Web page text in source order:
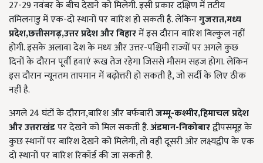
27-29 नवंबर के बीच देखने को मिलेगी. इसी प्रकार दक्षिण में तटीय
तमिलनाडु में एक-दो स्थानों पर बारिश हो सकती है. लेकिनगुजरात,मध्य
प्रदेश,छत्तीसगढ़,उत्तर प्रदेश और बिहारमें इस दौरान बारिश बिल्कुल नहीं
होगी. इसके अलावा देश के मध्य और उत्तर-पश्चिमी राज्यों पर अगले कुछ
दिनों के दौरान पूर्वी हवाएं रूख तेज रहेगा जिससे मौसम सहज होगा. लेकिन
इस दौरान न्यूनतम तापमान में बढ़ोत्तरी हो सकती है, जो सर्दी के लिए ठीक
नहीं है.
अगले 24 घंटों के दौरान,बारिश और बर्फबारीजम्मू-कश्मीर,हिमाचल प्रदेश
और उत्तराखंडपर देखने को मिल सकती है.अंडमान-निकोबारद्वीपसमूह के
कुछ स्थानों पर बारिश देखने को मिलेगी, तो वही दूसरी ओर लक्ष्यद्वीप के एक
दो स्थानों पर बारिश रिकॉर्ड की जा सकती है.